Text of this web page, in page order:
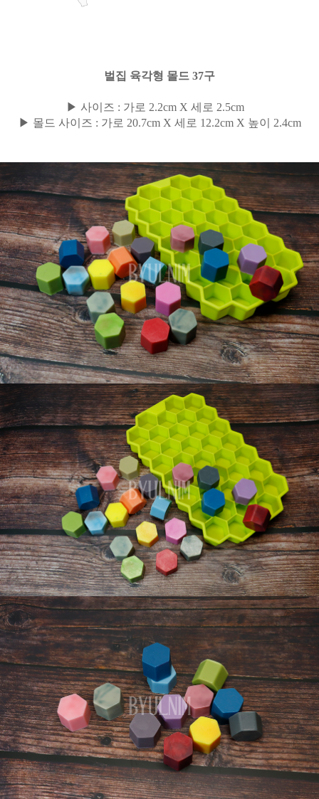
벌집 육각형 몰드 37구
▶ 사이즈 : 가로 2.2cm X 세로 2.5cm
▶ 몰드 사이즈 : 가로 20.7cm X 세로 12.2cm X 높이 2.4cm